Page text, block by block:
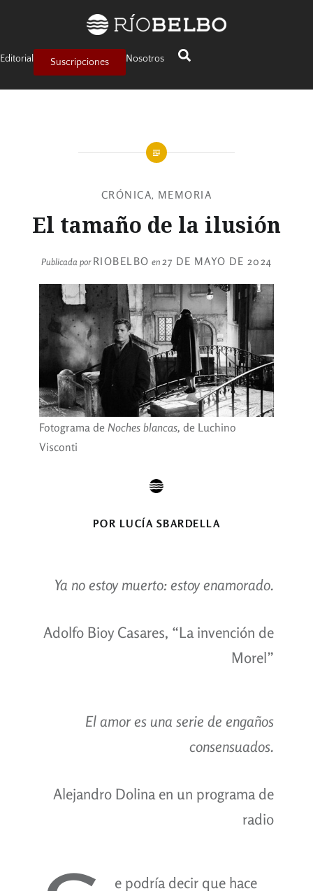
Editorial Suscripciones Nosotros
CRÓNICA, MEMORIA
El tamaño de la ilusión
Publicada porRIOBELBO en 27 DE MAYO DE 2024
Fotograma de Noches blancas, de Luchino
Visconti
POR LUCÍA SBARDELLA
Ya no estoy muerto: estoy enamorado.
Adolfo Bioy Casares, “La invención de
Morel”
El amor es una serie de engaños
consensuados.
Alejandro Dolina en un programa de
radio
e podría decir que hace